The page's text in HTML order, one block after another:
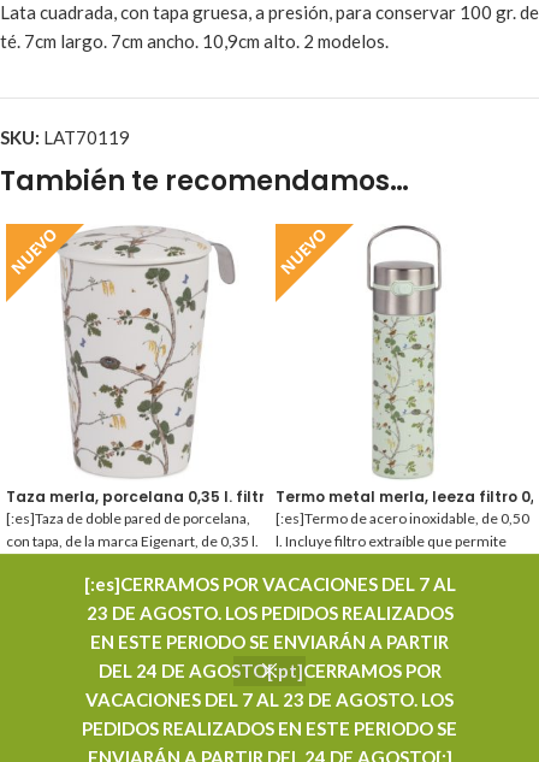
Lata cuadrada, con tapa gruesa, a presión, para conservar 100 gr. de
té. 7cm largo. 7cm ancho. 10,9cm alto. 2 modelos.
SKU: LAT70119
También te recomendamos…
NUEVO
Taza merla, porcelana 0,35 l. filtro y tapa
[:es]Taza de doble pared de porcelana,
con tapa, de la marca Eigenart, de 0,35 l.
caja de regalo. Disponible filtro de
recambio.[:pt]Caneca de parede dupla
de porcelana, com tampa, da marca
inoxidável, em caixa de presente.
Disponible filtro de substituição.[:]
NUEVO
Termo metal merla, leeza filtro
[:es]Termo de acero inoxidable, de 0,50
l. Incluye filtro extraíble que permite
[:pt]Termo de aço inoxidável, de 0,50 l.
Inclui filtro extraível que permite fazer o
chá no mesmo termo.[:]
AZARIA IBÉRICA S.L.
PROMOCIONES
CONTACTAR
AZARIA IBÉRICA S.L. - DISTRIBUIDOR MAYORISTA DE TÉ - TODOS LOS DERECHOS
[:es]CERRAMOS POR VACACIONES DEL 7 AL
23 DE AGOSTO. LOS PEDIDOS REALIZADOS
EN ESTE PERIODO SE ENVIARÁN A PARTIR
DEL 24 DE AGOSTO[:pt]CERRAMOS POR
VACACIONES DEL 7 AL 23 DE AGOSTO. LOS
PEDIDOS REALIZADOS EN ESTE PERIODO SE
ENVIARÁN A PARTIR DEL 24 DE AGOSTO[:]